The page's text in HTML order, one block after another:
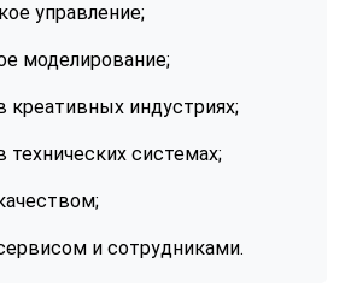
управление;
моделирование;
креативных индустриях;
технических системах;
и сотрудниками.